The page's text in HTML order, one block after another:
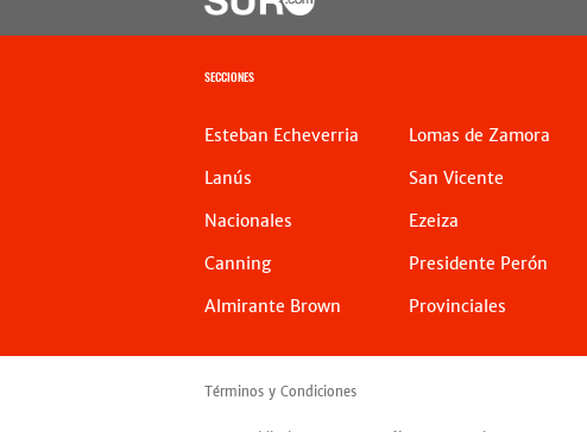
SECCIONES
Esteban Echeverria
Lanús
Nacionales
Canning
Almirante Brown
Lomas de Zamora
San Vicente
Ezeiza
Presidente Perón
Provinciales
Términos y Condiciones